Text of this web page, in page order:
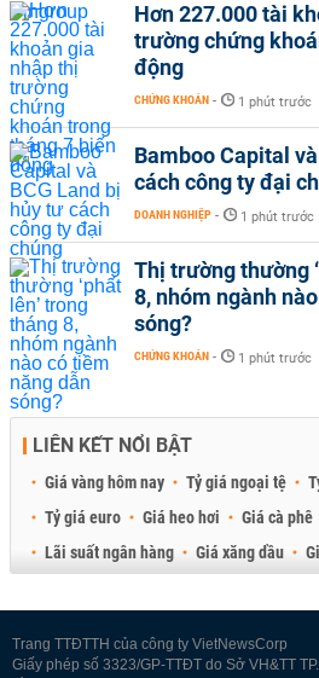
Hơn 227.000 tài
trường chứng
động
CHỨNG KHOÁN - 1 phút trước
Bamboo Capital
cách công ty đại
DOANH NGHIỆP - 1 phút trước
Thị trường thường
8, nhóm ngành
sóng?
CHỨNG KHOÁN - 1 phút trước
LIÊN KẾT NỔI BẬT
Giá vàng hôm nay Tỷ giá ngoại tệ
Tỷ giá euro
Giá heo hơi Giá cà phê
Lãi suất ngân hàng
Giá xăng dầu
Trang TTĐTTH của công ty VietNewsCorp
Giấy phép số 3323/GP-TTĐT do Sở VH&TT